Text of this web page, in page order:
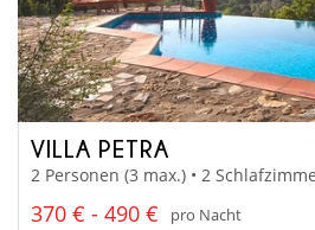
VILLA PETRA
2 Personen (3 max.) • 2
370 € - 490 €
pro Nacht